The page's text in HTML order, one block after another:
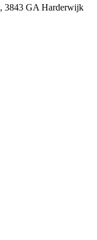
, 3843 GA Harderwijk